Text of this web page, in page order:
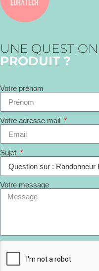
UNE
PRODUIT ?
Votre prénom
Votre adresse mail
Sujet
Votre message